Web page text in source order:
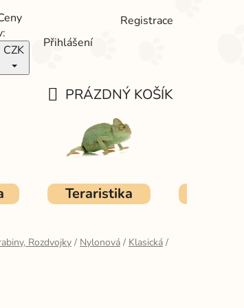
CZK
Přihlášení
Registrace
KOŠÍK
PRÁZDNÝ KOŠÍK
Teraristika
Rozdvojky / Nylonová / Klasická /